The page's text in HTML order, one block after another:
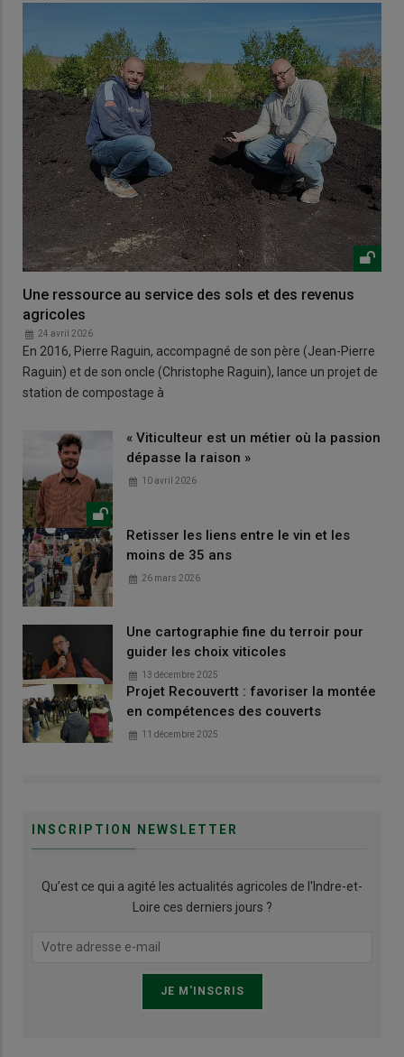
Une ressource au service des sols et des revenus
agricoles
24 avril 2026
En 2016, Pierre Raguin, accompagné de son père (Jean-Pierre
Raguin) et de son oncle (Christophe Raguin), lance un projet de
station de compostage à
« Viticulteur est un métier où la passion
dépasse la raison »
10 avril 2026
Retisser les liens entre le vin et les
moins de 35 ans
26 mars 2026
Une cartographie fine du terroir pour
guider les choix viticoles
13 décembre 2025
Projet Recouvertt : favoriser la montée
en compétences des couverts
11 décembre 2025
INSCRIPTION NEWSLETTER
Qu’est ce qui a agité les actualités agricoles de l'Indre-et-
Loire ces derniers jours ?